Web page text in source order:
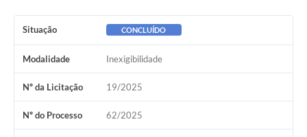
Situação CONCLUÍDO
Modalidade Inexigibilidade
Nº da Licitação 19/2025
Nº do Processo 62/2025